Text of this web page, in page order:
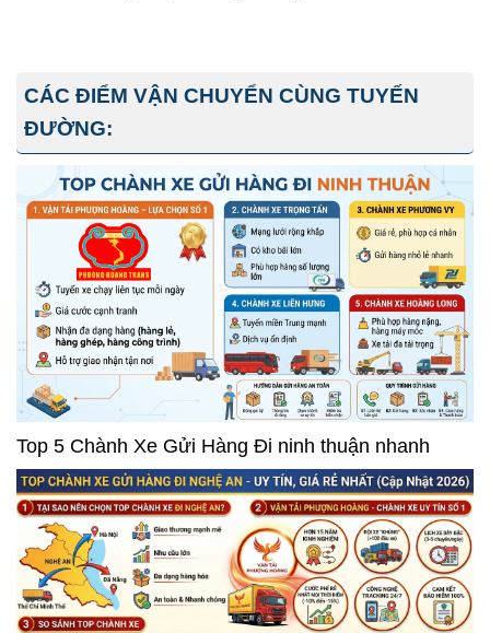
CÁC ĐIỂM VẬN CHUYỂN CÙNG TUYẾN
ĐƯỜNG:
Top 5 Chành Xe Gửi Hàng Đi ninh thuận nhanh